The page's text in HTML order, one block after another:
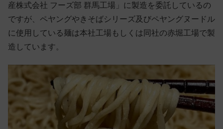
産株式会社 フーズ部 群馬工場」に製造を委託しているの
ですが、ペヤングやきそばシリーズ及びペヤングヌードル
に使用している麺は本社工場もしくは同社の赤堀工場で製
造しています。